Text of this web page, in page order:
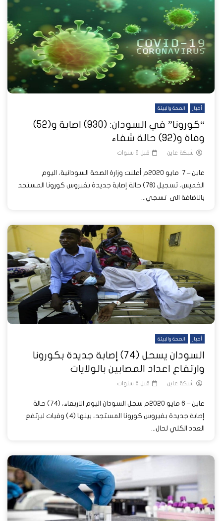
أخبار الصحة والبيئة
“كورونا” في السودان: (930) اصابة و(52)
وفاة و(92) حالة شفاء
شبكة عاين قبل 6 سنوات
عاين – 7 مايو 2020م أعلنت وزارة الصحة السودانية، اليوم
الخميس، تسجيل (78) حالة إصابة جديدة بفيروس كورونا المستجد
بالاضافة الى تسجي...
أخبار الصحة والبيئة
السودان يسحل (74) إصابة جديدة بكورونا
وارتفاع اعداد المصابين بالولايات
شبكة عاين قبل 6 سنوات
عاين – 6 مايو 2020م سجل السودان اليوم الاربعاء، (74) حالة
إصابة جديدة بفيروس كورونا المستجد، بينها (4) وفيات ليرتفع
العدد الكلي لحال...